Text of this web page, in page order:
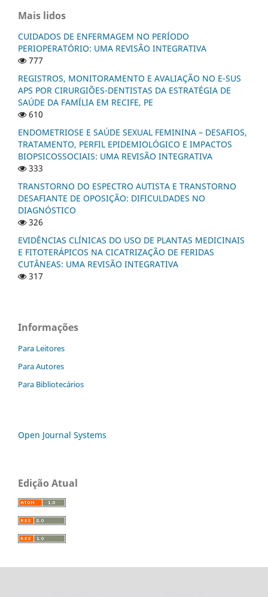
Mais lidos
CUIDADOS DE ENFERMAGEM NO PERÍODO
PERIOPERATÓRIO: UMA REVISÃO INTEGRATIVA
777
REGISTROS, MONITORAMENTO E AVALIAÇÃO NO E-SUS
APS POR CIRURGIÕES-DENTISTAS DA ESTRATÉGIA DE
SAÚDE DA FAMÍLIA EM RECIFE, PE
610
ENDOMETRIOSE E SAÚDE SEXUAL FEMININA – DESAFIOS,
TRATAMENTO, PERFIL EPIDEMIOLÓGICO E IMPACTOS
BIOPSICOSSOCIAIS: UMA REVISÃO INTEGRATIVA
333
TRANSTORNO DO ESPECTRO AUTISTA E TRANSTORNO
DESAFIANTE DE OPOSIÇÃO: DIFICULDADES NO
DIAGNÓSTICO
326
EVIDÊNCIAS CLÍNICAS DO USO DE PLANTAS MEDICINAIS
E FITOTERÁPICOS NA CICATRIZAÇÃO DE FERIDAS
CUTÂNEAS: UMA REVISÃO INTEGRATIVA
317
Informações
Para Leitores
Para Autores
Para Bibliotecários
Open Journal Systems
Edição Atual